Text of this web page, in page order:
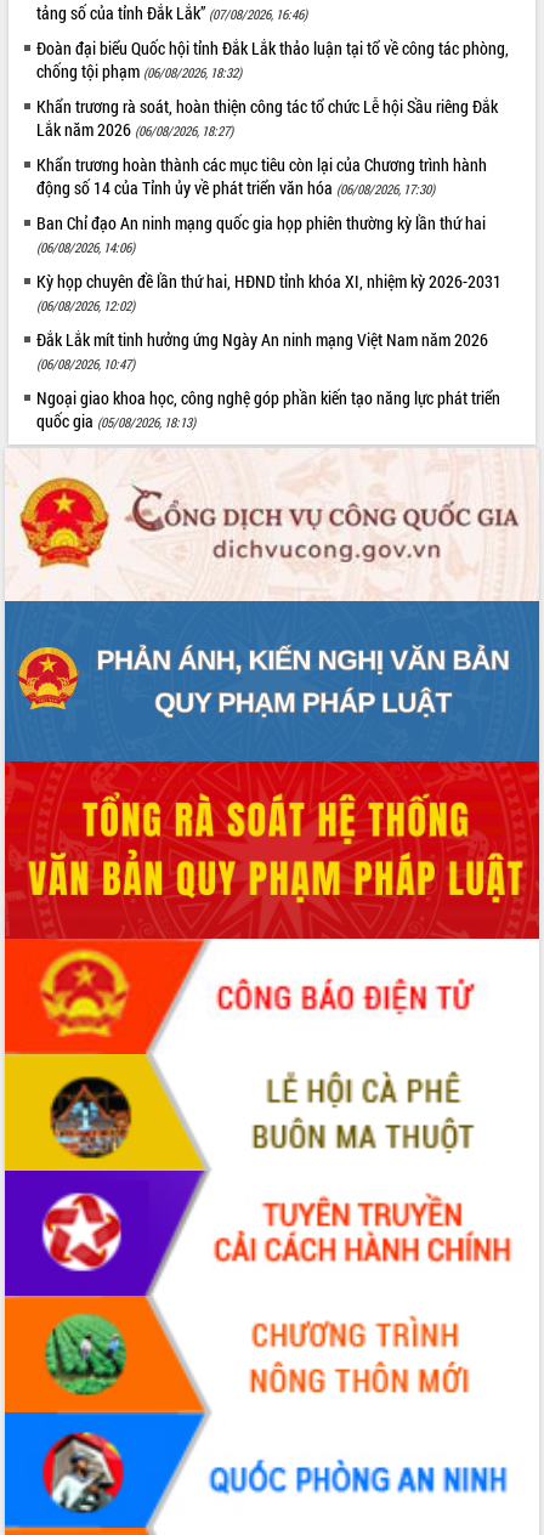
tảng số của tỉnh Đắk Lắk” (07/08/2026, 16:46)
Đoàn đại biểu Quốc hội tỉnh Đắk Lắk thảo luận tại tổ về công tác phòng,
chống tội phạm (06/08/2026, 18:32)
Khẩn trương rà soát, hoàn thiện công tác tổ chức Lễ hội Sầu riêng Đắk
Lắk năm 2026 (06/08/2026, 18:27)
Khẩn trương hoàn thành các mục tiêu còn lại của Chương trình hành
động số 14 của Tỉnh ủy về phát triển văn hóa (06/08/2026, 17:30)
Ban Chỉ đạo An ninh mạng quốc gia họp phiên thường kỳ lần thứ hai
(06/08/2026, 14:06)
Kỳ họp chuyên đề lần thứ hai, HĐND tỉnh khóa XI, nhiệm kỳ 2026-2031
(06/08/2026, 12:02)
Đắk Lắk mít tinh hưởng ứng Ngày An ninh mạng Việt Nam năm 2026
(06/08/2026, 10:47)
Ngoại giao khoa học, công nghệ góp phần kiến tạo năng lực phát triển
quốc gia (05/08/2026, 18:13)